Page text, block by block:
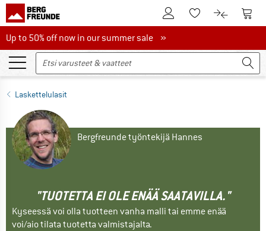
Tästä asiakastililleTästä toivelistalle.
Tästä
Up to 50% off now in our summer sale
Up to 50% off now in our summer sale »
Laskettelulasit
Bergfreunde työntekijä Hannes
"TUOTETTA EI OLE ENÄÄ SAATAVILLA."
Kyseessä voi olla tuotteen vanha malli tai emme enää
voi/aio tilata tuotetta valmistajalta.